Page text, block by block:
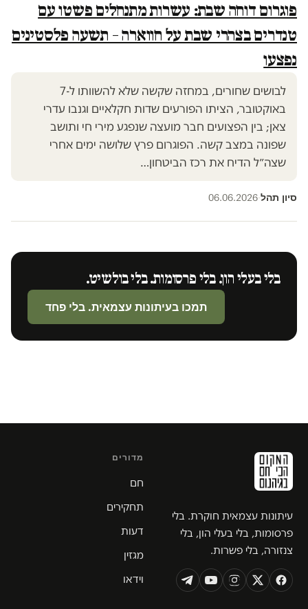
פוגרום דוחה שבת: עשרות מתנחלים פשטו עם
טנדרים בצהרי שבת על חווארה – תשעה פלסטינים
נפצעו
לבושים שחורים, במחזה שקשה שלא להשוותו ל-7
באוקטובר, הציתו הפורעים שדות חקלאיים וגנבו עדרי
צאן; בין הפצועים חבר מועצה שנפגע מירי חי ותושב
שפונה במצב קשה. הפוגרום פרץ שלושה ימים אחרי
שצה״ל הדיח את רכז הביטחון…
סיון תהל·
06.06.2026
בלי בעלי הון. בלי פרסומות. בלי בולשיט.
תמכו בעיתונות עצמאית. בלי פחד
עיתונות עצמאית חוקרת. בלי
פרסומות, בלי בעלי הון, בלי
צנזורה, בלי פשרות.
מדורים
חם
תחקירים
דעות
מגזין
וידאו